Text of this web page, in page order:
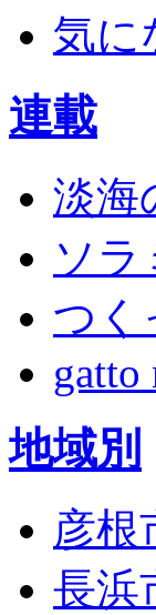
気に
連載
淡海
ソラ
つく
gatto
地域別
彦根
長浜